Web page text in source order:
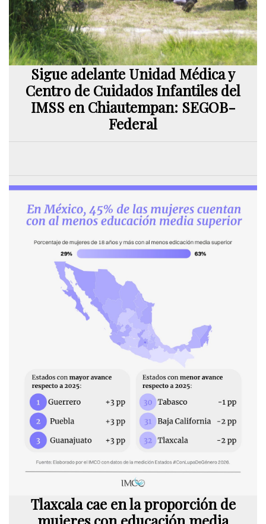
Sigue adelante Unidad Médica y
Centro de Cuidados Infantiles del
IMSS en Chiautempan: SEGOB-
Federal
Tlaxcala cae en la proporción de